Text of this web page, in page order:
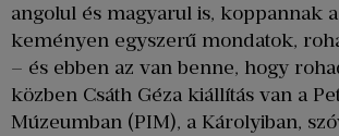
angolul és magyarul is, koppannak
keményen egyszerű mondatok,
– és ebben az van benne, hogy
közben Csáth Géza kiállítás van a
Múzeumban (PIM), a Károlyiban,